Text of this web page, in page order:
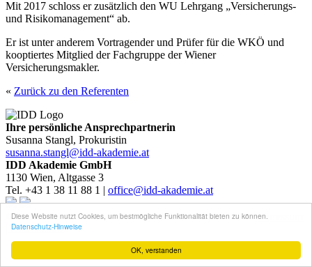
OK, verstanden
Diese Website nutzt Cookies, um bestmögliche Funktionalität bieten zu können.
Datenschutz-Hinweise
Mit 2017 schloss er zusätzlich den WU Lehrgang „Versicherungs-
und Risikomanagement“ ab.
Er ist unter anderem Vortragender und Prüfer für die WKÖ und
kooptiertes Mitglied der Fachgruppe der Wiener
Versicherungsmakler.
« Zurück zu den Referenten
Ihre persönliche Ansprechpartnerin
Susanna Stangl, Prokuristin
susanna.stangl@idd-akademie.at
IDD Akademie GmbH
1130 Wien, Altgasse 3
Tel. +43 1 38 11 88 1 | office@idd-akademie.at
© 2026 IDD Akademie - Koban, Mittendorfer, Schäfer |Impressum
Datenschutz